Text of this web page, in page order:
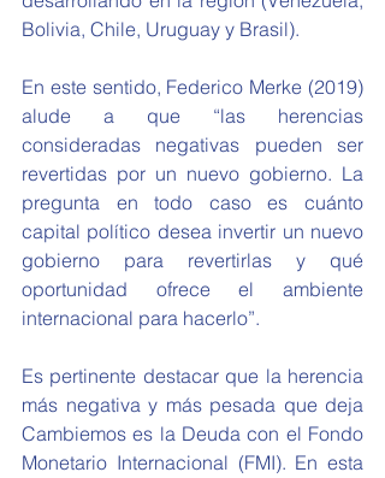
Bolivia, Chile, Uruguay y Brasil).
En este sentido, Federico Merke (2019)
alude a que “las herencias
consideradas negativas pueden ser
revertidas por un nuevo gobierno. La
pregunta en todo caso es cuánto
capital político desea invertir un nuevo
gobierno para revertirlas y qué
oportunidad ofrece el ambiente
internacional para hacerlo”.
Es pertinente destacar que la herencia
más negativa y más pesada que deja
Cambiemos es la Deuda con el Fondo
Monetario Internacional (FMI). En esta